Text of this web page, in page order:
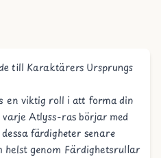
till Karaktärers Ursprungs
en viktig roll i att forma din
Atlyss-ras börjar med
färdigheter senare
helst genom Färdighetsrullar